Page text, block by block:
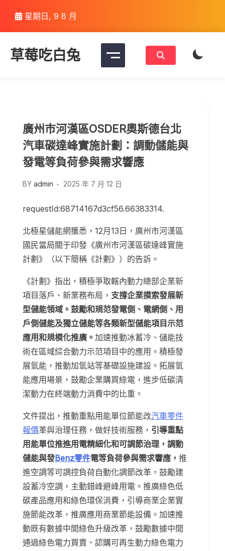
content
星期日, 9 8 月
草莓吃白兔
廣州市河漢區OSDER奧斯德台北
汽車碳達峰實施計劃：調動儲能與
發電等負荷參與需求響應
BY admin 2025 年 7 月 12 日
requestId:68714167d3cf56.66383314.
北極星儲能網獲悉，12月13日，廣州市河漢區
國民當局關于印發《廣州市河漢區碳達峰實施
計劃》（以下簡稱《計劃》）的告訴。
《計劃》指出，積極爭取轄內動力總部企業新
項目落戶、新業務布局， 支撐企業摸索發展新
型儲能領域。鼓勵和規范發電側、電網側、用
戶側儲能及獨立儲能等各類新型儲能項目示范
應用和規模化推廣。 加速推動冰蓄冷、儲能技
術在區域綜合動力示范項目中的應用。積極發
展氫能，推動加氫站等基礎設施建設。拓展氫
能應用場景，鼓勵企業購買綠電，進步低碳清
潔動力在終端動力消費中的比重。
文件提出，推動重點用能單位節能改汽車零件
報價革與治理任務，做好技術服務， 引導重點
用能單位推進用電精細化和可調節治理，調動
儲能與發Benz零件電等負荷參與需求響應， 推
進空調等可調控負荷自動化調節改革，鼓勵建
設蓄冷空調，主動錯峰避峰用電。推廣綠色低
碳產品應用和綠色環保消費，引導商業企業實
施節能改革，推廣應用商業節能設備。加速推
動既有數據中間綠色升級改革，鼓勵數據中間
通過綠色電力買賣、認購可再生動力綠色電力